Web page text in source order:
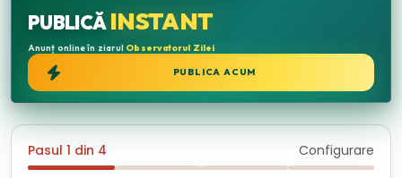
PUBLICĂINSTANT
Anunț online în ziarul Observatorul Zilei
PUBLICA ACUM
Pasul 1 din 4 Configurare